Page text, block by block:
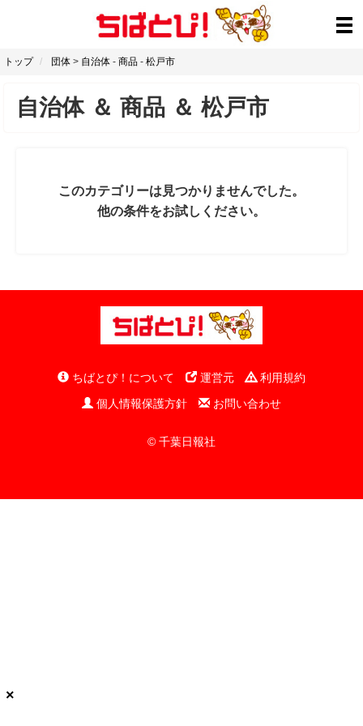
トップ 団体 > 自治体 - 商品 - 松戸市
自治体＆ 商品 ＆ 松戸市
このカテゴリーは見つかりませんでした。
他の条件をお試しください。
ちばとぴ！について 運営元
利用規約
個人情報保護方針
お問い合わせ
© 千葉日報社
×